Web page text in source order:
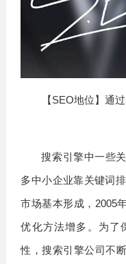
【SEO地位】通
搜索引擎中一些
多中小企业靠关键词
市场基本形成，2005
优化方法增多。为了
性，搜索引擎公司不